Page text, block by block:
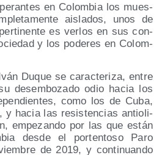
en Colom­bia los mues­
ais­la­dos, unos de
es ver­los en sus con­
y los pode­res en Colom­
Duque se carac­te­ri­za, entre
des­em­bo­za­do odio hacia los
como los de Cuba,
y hacia las resis­ten­cias anti­oli­
empe­zan­do por las que están
des­de el por­ten­to­so Paro
de 2019, y con­ti­nuan­do